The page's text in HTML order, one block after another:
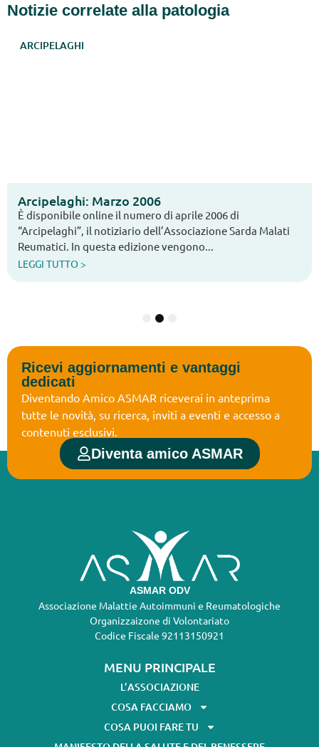
Notizie correlate alla patologia
ARCIPELAGHI
Arcipelaghi: Marzo 2006
È disponibile online il numero di aprile 2006 di
“Arcipelaghi”, il notiziario dell’Associazione Sarda Malati
Reumatici. In questa edizione vengono...
LEGGI TUTTO >
Ricevi aggiornamenti e vantaggi
dedicati
Diventando Amico ASMAR riceverai in anteprima
tutte le novità, su ricerca, inviti a eventi e accesso a
contenuti esclusivi.
Diventa amico ASMAR
ASMAR ODV
Associazione Malattie Autoimmuni e Reumatologiche
Organizzaizone di Volontariato
Codice Fiscale 92113150921
MENU PRINCIPALE
L’ASSOCIAZIONE
COSA FACCIAMO
COSA PUOI FARE TU